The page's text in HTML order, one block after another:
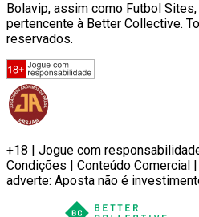
Bolavip, assim como Futbol
pertencente à Better Collective.
reservados.
+18 | Jogue com
Condições | Conteúdo Comercial
adverte: Aposta não é